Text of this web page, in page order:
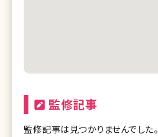
監修記事
監修記事は見つかりませんでした。